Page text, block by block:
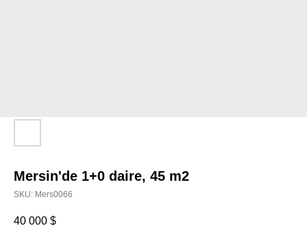
Mersin'de 1+0 daire, 45 m2
SKU: Mers0066
40 000 $